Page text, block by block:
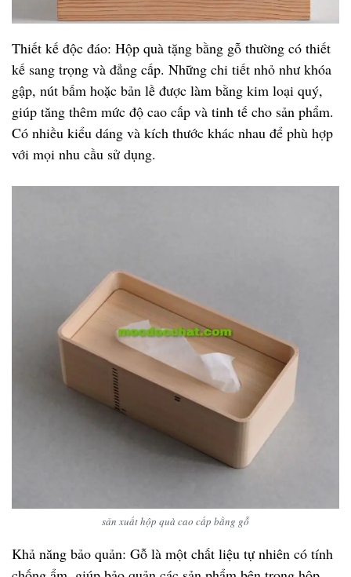
Thiết kế độc đáo: Hộp quà tặng bằng gỗ thường có thiết
kế sang trọng và đẳng cấp. Những chi tiết nhỏ như khóa
gập, nút bấm hoặc bản lề được làm bằng kim loại quý,
giúp tăng thêm mức độ cao cấp và tinh tế cho sản phẩm.
Có nhiều kiểu dáng và kích thước khác nhau để phù hợp
với mọi nhu cầu sử dụng.
sản xuất hộp quà cao cấp bằng gỗ
Khả năng bảo quản: Gỗ là một chất liệu tự nhiên có tính